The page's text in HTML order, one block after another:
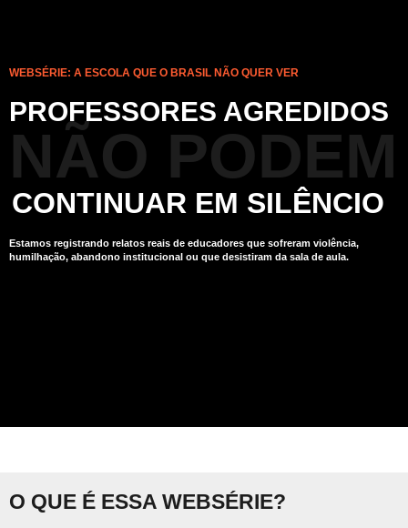
WEBSÉRIE: A ESCOLA QUE O BRASIL NÃO QUER VER
PROFESSORES AGREDIDOS
NÃO PODEM
CONTINUAR EM SILÊNCIO
Estamos registrando relatos reais de educadores que sofreram violência,
humilhação, abandono institucional ou que desistiram da sala de aula.
O QUE É ESSA WEBSÉRIE?